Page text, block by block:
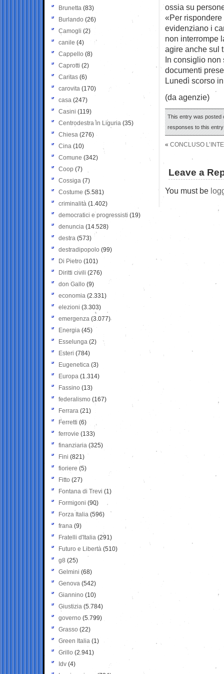
ossia su
«Per
evidenziano i
non interrompe
agire anche sul
In consiglio non
documenti
Lunedì scorso
(da agenzie)
This entry was posted
responses to this
« CONCLUSO
Leave a
You must be
Brunetta (83)
Burlando (26)
Camogli (2)
canile (4)
Cappello (8)
Caprotti (2)
Caritas (6)
carovita (170)
casa (247)
Casini (119)
Centrodestra in Liguria (35)
Chiesa (276)
Cina (10)
Comune (342)
Coop (7)
Cossiga (7)
Costume (5.581)
criminalità (1.402)
democratici e progressisti (19)
denuncia (14.528)
destra (573)
destradipopolo (99)
Di Pietro (101)
Diritti civili (276)
don Gallo (9)
economia (2.331)
elezioni (3.303)
emergenza (3.077)
Energia (45)
Esselunga (2)
Esteri (784)
Eugenetica (3)
Europa (1.314)
Fassino (13)
federalismo (167)
Ferrara (21)
Ferretti (6)
ferrovie (133)
finanziaria (325)
Fini (821)
fioriere (5)
Fitto (27)
Fontana di Trevi (1)
Formigoni (90)
Forza Italia (596)
frana (9)
Fratelli d'Italia (291)
Futuro e Libertà (510)
g8 (25)
Gelmini (68)
Genova (542)
Giannino (10)
Giustizia (5.784)
governo (5.799)
Grasso (22)
Green Italia (1)
Grillo (2.941)
Idv (4)